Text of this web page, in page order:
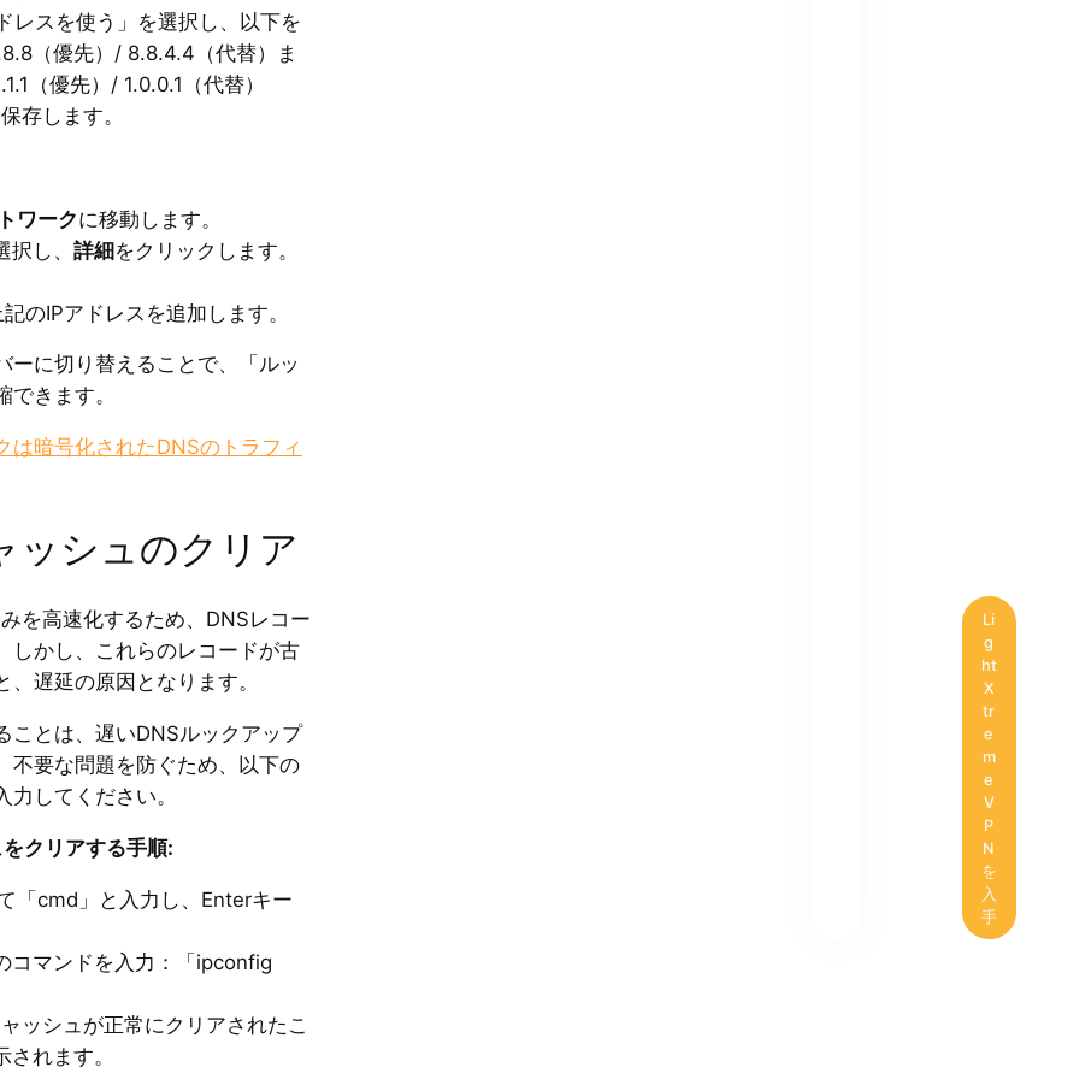
レスを使う」を選択し、以下を
（優先）/ 8.8.4.4（代替）ま
（優先）/ 1.0.0.1（代替）
存します。
ワークに移動します。
択し、 詳細をクリックします。
のIPアドレスを追加します。
ーに切り替えることで、「ルッ
きます。
は暗号化されたDNSのトラフィ
ッシュのクリア
を高速化するため、DNSレコー
しかし、これらのレコードが古
遅延の原因となります。
ことは、遅いDNSルックアップ
不要な問題を防ぐため、以下の
してください。
クリアする手順:
「cmd」と入力し、Enterキー
コマンドを入力：「ipconfig
ッシュが正常にクリアされたこ
れます。
Li
g
ht
X
tr
e
m
e
V
P
N
を
入
手